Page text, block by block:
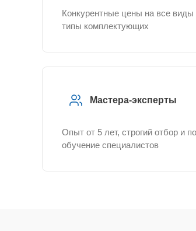
Конкурентные цены на все виды
типы комплектующих
Мастера-эксперты
Опыт от 5 лет, строгий отбор и
обучение специалистов